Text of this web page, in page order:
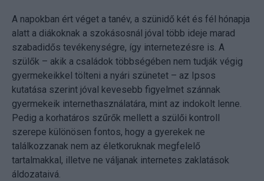
A napokban ért véget a tanév, a szünidő két és fél hónapja
alatt a diákoknak a szokásosnál jóval több ideje marad
szabadidős tevékenységre, így internetezésre is. A
szülők – akik a családok többségében nem tudják végig
gyermekeikkel tölteni a nyári szünetet – az Ipsos
kutatása szerint jóval kevesebb figyelmet szánnak
gyermekeik internethasználatára, mint az indokolt lenne.
Pedig a korhatáros szűrők mellett a szülői kontroll
szerepe különösen fontos, hogy a gyerekek ne
találkozzanak nem az életkoruknak megfelelő
tartalmakkal, illetve ne váljanak internetes zaklatások
áldozataivá.